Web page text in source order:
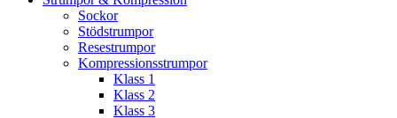
Sockor
Stödstrumpor
Resestrumpor
Kompressionsstrumpor
Klass 1
Klass 2
Klass 3